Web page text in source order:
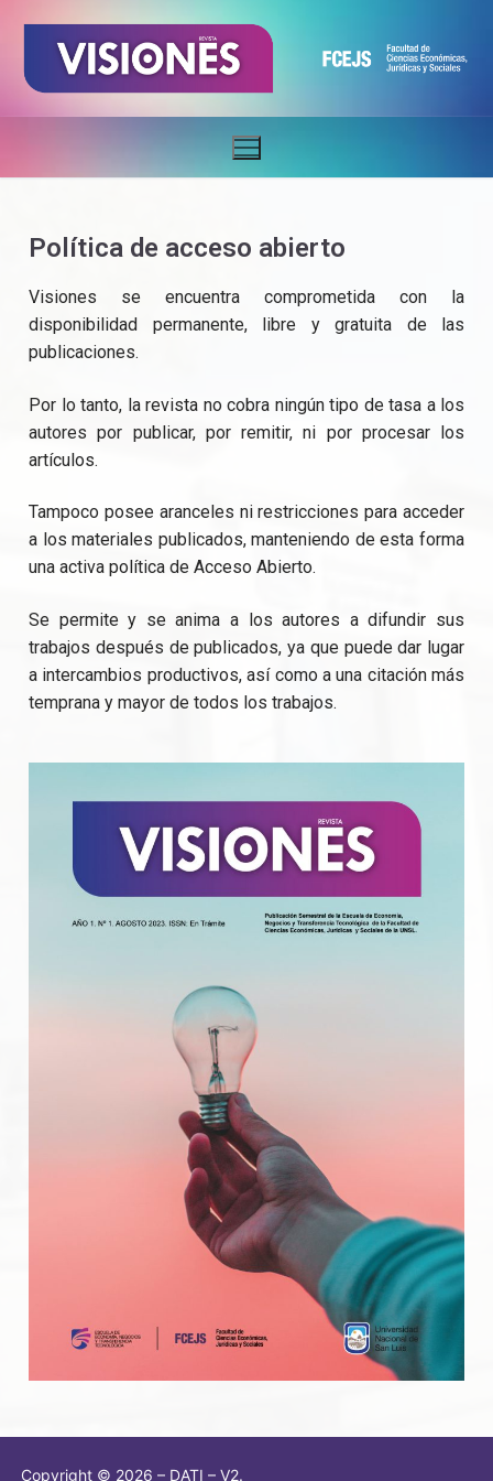
Política de acceso abierto
Visiones se encuentra comprometida con la
disponibilidad permanente, libre y gratuita de las
publicaciones.
Por lo tanto, la revista no cobra ningún tipo de tasa a los
autores por publicar, por remitir, ni por procesar los
artículos.
Tampoco posee aranceles ni restricciones para acceder
a los materiales publicados, manteniendo de esta forma
una activa política de Acceso Abierto.
Se permite y se anima a los autores a difundir sus
trabajos después de publicados, ya que puede dar lugar
a intercambios productivos, así como a una citación más
temprana y mayor de todos los trabajos.
Copyright © 2026 – DATI – V2.